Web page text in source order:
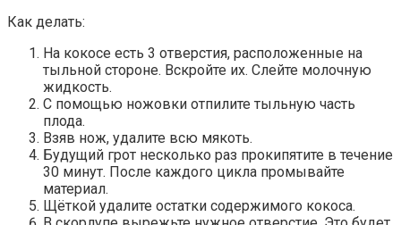
Как делать:
На кокосе есть 3 отверстия, расположенные на
тыльной стороне. Вскройте их. Слейте молочную
жидкость.
С помощью ножовки отпилите тыльную часть
плода.
Взяв нож, удалите всю мякоть.
Будущий грот несколько раз прокипятите в течение
30 минут. После каждого цикла промывайте
материал.
Щёткой удалите остатки содержимого кокоса.